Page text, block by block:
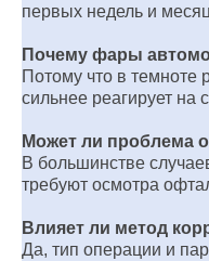
первых недель и
Почему фары
Потому что в темноте
сильнее реагирует на
Может ли проблема
В большинстве
требуют осмотра
Влияет ли метод
Да, тип операции и